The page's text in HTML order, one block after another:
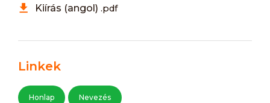
Kiírás (angol) .pdf
Linkek
Honlap Nevezés